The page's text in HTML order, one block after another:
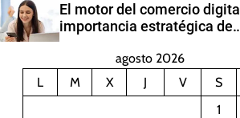
El motor del comercio digital: La
importancia estratégica de
PayRetailers en América Latina
agosto 2026
L
M X J V S
1